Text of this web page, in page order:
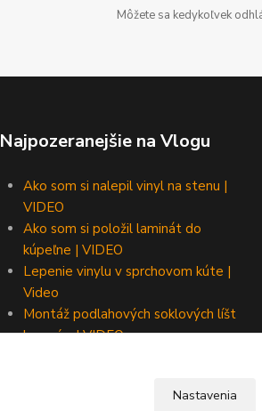
Môžete sa kedykoľvek
Najpozeranejšie na Vlogu
Ako som si nalepil vinyl na stenu |
VIDEO
Ako som si položil laminát do
kúpeľne | VIDEO
Lepenie vinylu v sprchovom kúte |
Video
Montáž podlahových soklových líšt
lepením | VIDEO
Nastavenia